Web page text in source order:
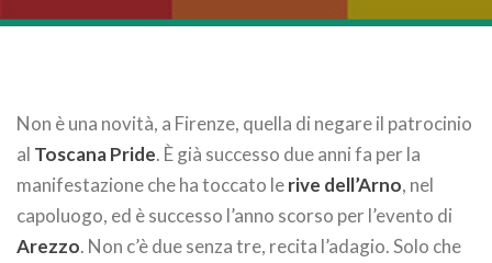
Non è una novità, a Firenze, quella di negare il patrocinio
al Toscana Pride. È già successo due anni fa per la
manifestazione che ha toccato lerive dell’Arno, nel
capoluogo, ed è successo l’anno scorso per l’evento di
Arezzo. Non c’è due senza tre, recita l’adagio. Solo che